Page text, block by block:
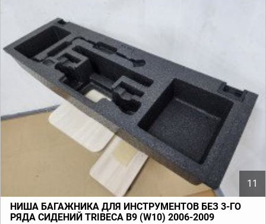
11
НИША БАГАЖНИКА ДЛЯ ИНСТРУМЕНТОВ БЕЗ 3-ГО
РЯДА СИДЕНИЙ TRIBECA B9 (W10) 2006-2009